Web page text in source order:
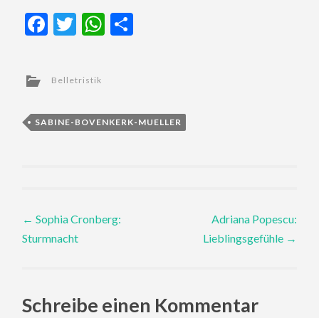
Facebook
TwitterWhatsApp
Belletristik
SABINE-BOVENKERK-MUELLER
Post
← Sophia Cronberg:
Sturmnacht
Adriana Popescu:
Lieblingsgefühle →
Schreibe einen Kommentar